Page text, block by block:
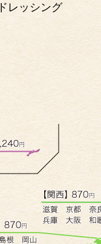
ドレッシング